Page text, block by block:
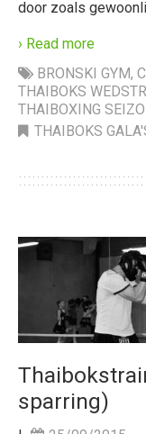
door zoals
› Read more
BRONSKI GYM,
THAIBOKS
THAIBOXING
THAIBOKS
sparring)